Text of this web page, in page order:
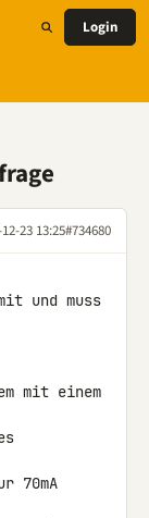
Login
23 13:25#734680
und muss
mit einem
70mA